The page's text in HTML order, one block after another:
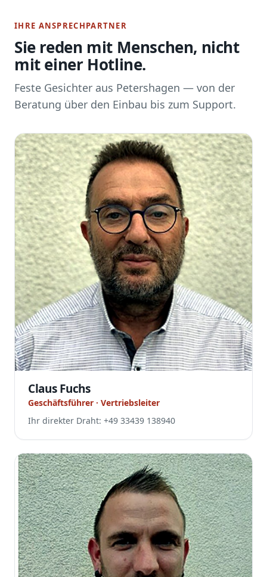
IHRE ANSPRECHPARTNER
Sie reden mit Menschen, nicht
mit einer Hotline.
Feste Gesichter aus Petershagen — von der
Beratung über den Einbau bis zum Support.
Claus Fuchs
Geschäftsführer · Vertriebsleiter
Ihr direkter Draht: +49 33439 138940